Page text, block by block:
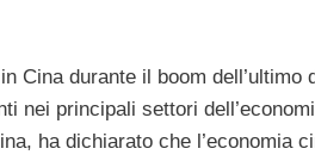
Cina durante il boom dell’ultimo
nei principali settori
ha dichiarato che l’economia